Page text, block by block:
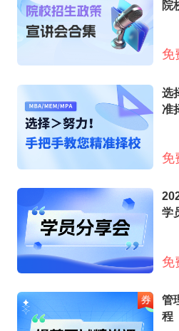
院
免
选
准
免
学
免
管
程